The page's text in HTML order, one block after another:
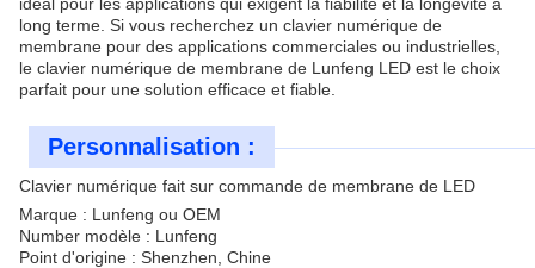
long terme. Si vous recherchez un clavier numérique de
membrane pour des applications commerciales ou industrielles,
le clavier numérique de membrane de Lunfeng LED est le choix
parfait pour une solution efficace et fiable.
Personnalisation :
Clavier numérique fait sur commande de membrane de LED
Marque : Lunfeng ou OEM
Number modèle : Lunfeng
Point d'origine : Shenzhen, Chine